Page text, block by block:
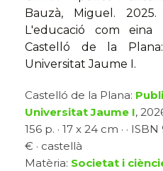
Bauzà, Miguel.
L'educació com
Castelló de la
Universitat Jaume I.
Castelló de la Plana:
Universitat Jaume I,
156 p. · 17 x 24 cm · ·
€ · castellà
Matèria: Societat i